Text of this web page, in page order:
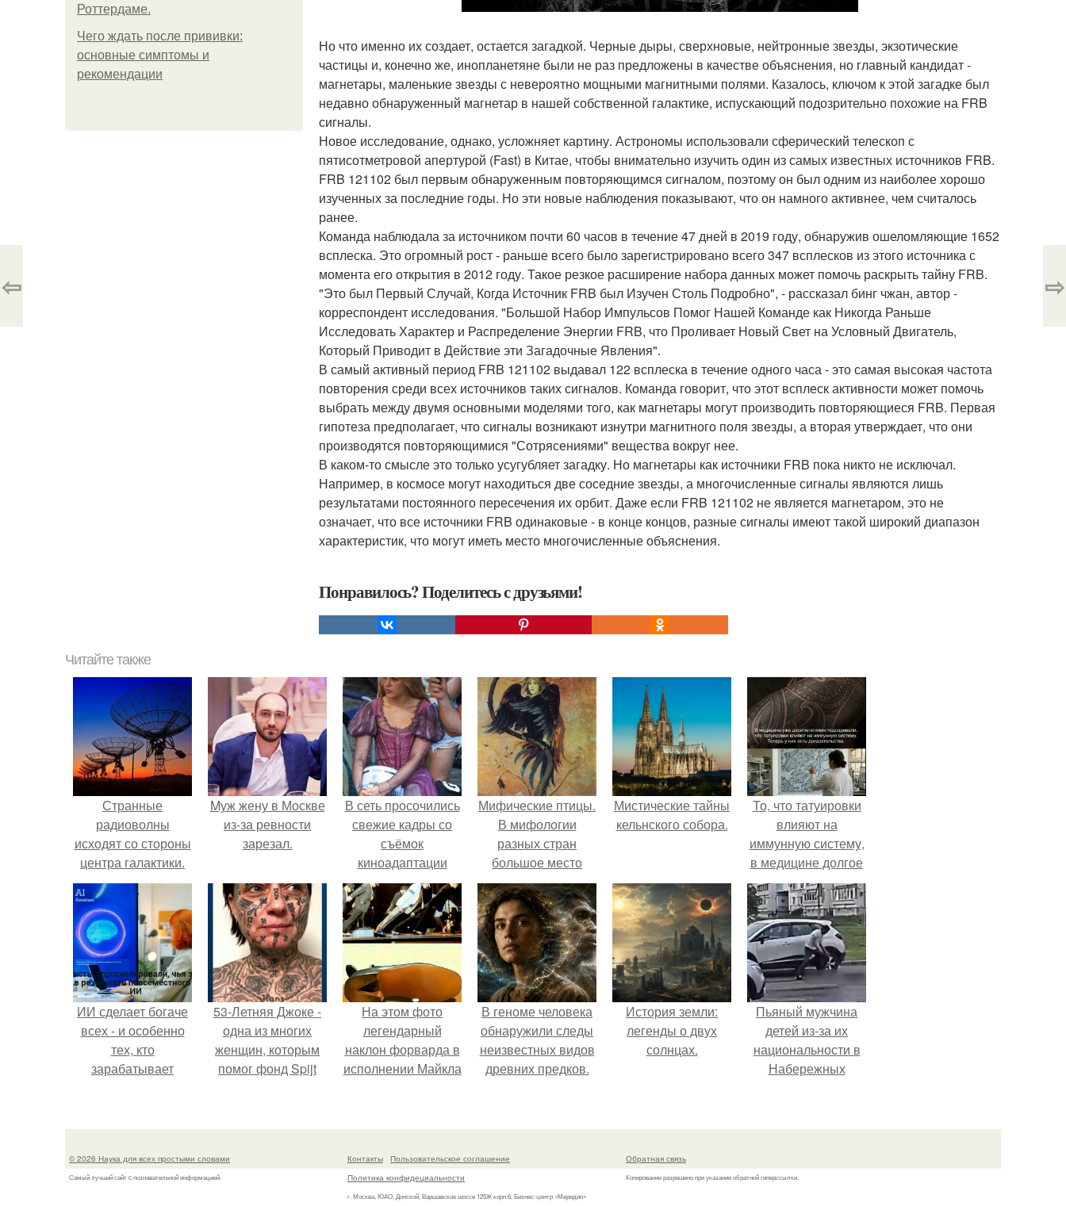
Роттердаме.
Чего ждать после прививки:
основные симптомы и
рекомендации
Но что именно их создает, остается загадкой. Черные дыры, сверхновые, нейтронные звезды, экзотические
частицы и, конечно же, инопланетяне были не раз предложены в качестве объяснения, но главный кандидат -
магнетары, маленькие звезды с невероятно мощными магнитными полями. Казалось, ключом к этой загадке был
недавно обнаруженный магнетар в нашей собственной галактике, испускающий подозрительно похожие на FRB
сигналы.
Новое исследование, однако, усложняет картину. Астрономы использовали сферический телескоп с
пятисотметровой апертурой (Fast) в Китае, чтобы внимательно изучить один из самых известных источников FRB.
FRB 121102 был первым обнаруженным повторяющимся сигналом, поэтому он был одним из наиболее хорошо
изученных за последние годы. Но эти новые наблюдения показывают, что он намного активнее, чем считалось
ранее.
Команда наблюдала за источником почти 60 часов в течение 47 дней в 2019 году, обнаружив ошеломляющие 1652
всплеска. Это огромный рост - раньше всего было зарегистрировано всего 347 всплесков из этого источника с
момента его открытия в 2012 году. Такое резкое расширение набора данных может помочь раскрыть тайну FRB.
"Это был Первый Случай, Когда Источник FRB был Изучен Столь Подробно", - рассказал бинг чжан, автор -
корреспондент исследования. "Большой Набор Импульсов Помог Нашей Команде как Никогда Раньше
Исследовать Характер и Распределение Энергии FRB, что Проливает Новый Свет на Условный Двигатель,
Который Приводит в Действие эти Загадочные Явления".
В самый активный период FRB 121102 выдавал 122 всплеска в течение одного часа - это самая высокая частота
повторения среди всех источников таких сигналов. Команда говорит, что этот всплеск активности может помочь
выбрать между двумя основными моделями того, как магнетары могут производить повторяющиеся FRB. Первая
гипотеза предполагает, что сигналы возникают изнутри магнитного поля звезды, а вторая утверждает, что они
производятся повторяющимися "Сотрясениями" вещества вокруг нее.
В каком-то смысле это только усугубляет загадку. Но магнетары как источники FRB пока никто не исключал.
Например, в космосе могут находиться две соседние звезды, а многочисленные сигналы являются лишь
результатами постоянного пересечения их орбит. Даже если FRB 121102 не является магнетаром, это не
означает, что все источники FRB одинаковые - в конце концов, разные сигналы имеют такой широкий диапазон
характеристик, что могут иметь место многочисленные объяснения.
Понравилось? Поделитесь с друзьями!
⇦ ⇨
Читайте также
Странные
радиоволны
исходят со стороны
центра галактики.
Mуж жену в Москве
из-за ревности
зарезал.
В сеть просочились
свежие кадры со
съёмок
киноадаптации
"Рапунцель", и всё
внимание
моментально
оказалось
крофт.
Мифические птицы.
В мифологии
разных стран
большое место
занимают образы
птиц.
Мистические тайны
кельнского собора.
То, что татуировки
влияют на
иммунную систему,
в медицине долгое
время
рассматривалось
лишь как гипотеза.
ИИ сделает богаче
всех - и особенно
тех, кто
зарабатывает
53-Летняя Джоке -
одна из многих
женщин, которым
помог фонд Spijt
Роттердаме.
На этом фото
легендарный
наклон форварда в
исполнении Майкла
бросающий вызов
человеческого тела.
В геноме человека
обнаружили следы
неизвестных видов
древних предков.
История земли:
легенды о двух
солнцах.
Пьяный мужчина
детей из-за их
национальности в
Набережных
© 2026 Наука для всех простыми словами
Самый лучший сайт c познавательной информацией.
Контакты
Пользовательское соглашение
Политика конфидециальности
г. Москва, ЮАО, Донской, Варшавское шоссе 125Ж корп.6, Бизнес-центр «Меридио»
Обратная связь
Копирование разрешено при указании обратной гиперссылки.